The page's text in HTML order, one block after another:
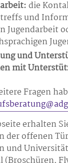
die
und
Jugendarbeit
und
mit
Fragen
erhalten
der offenen
und